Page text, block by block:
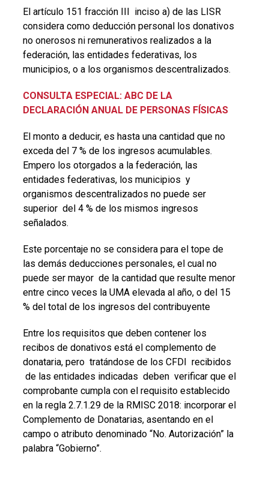
El artículo 151 fracción III inciso a) de las LISR
considera como deducción personal los donativos
no onerosos ni remunerativos realizados a la
federación, las entidades federativas, los
municipios, o a los organismos descentralizados.
CONSULTA ESPECIAL: ABC DE LA
DECLARACIÓN ANUAL DE PERSONAS FÍSICAS
El monto a deducir, es hasta una cantidad que no
exceda del 7 % de los ingresos acumulables.
Empero los otorgados a la federación, las
entidades federativas, los municipios y
organismos descentralizados no puede ser
superior del 4 % de los mismos ingresos
señalados.
Este porcentaje no se considera para el tope de
las demás deducciones personales, el cual no
puede ser mayor de la cantidad que resulte menor
entre cinco veces la UMA elevada al año, o del 15
% del total de los ingresos del contribuyente
Entre los requisitos que deben contener los
recibos de donativos está el complemento de
donataria, pero tratándose de los CFDI recibidos
de las entidades indicadas deben verificar que el
comprobante cumpla con el requisito establecido
en la regla 2.7.1.29 de la RMISC 2018: incorporar el
Complemento de Donatarias, asentando en el
campo o atributo denominado “No. Autorización” la
palabra “Gobierno”.